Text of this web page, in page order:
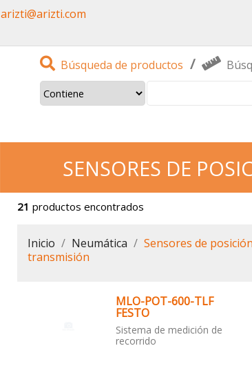
arizti@arizti.com
Búsqueda de productos /
SENSORES DE
21productos encontrados
Inicio Neumática
Sensores de
transmisión
MLO-POT-600-TLF
FESTO
Sistema de medición de
recorrido